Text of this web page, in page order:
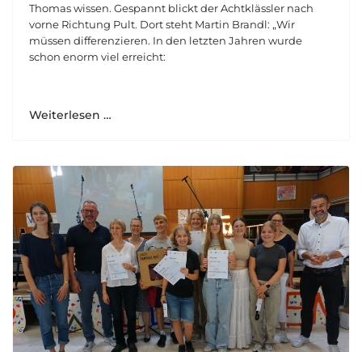
Thomas wissen. Gespannt blickt der Achtklässler nach
vorne Richtung Pult. Dort steht Martin Brandl: „Wir
müssen differenzieren. In den letzten Jahren wurde
schon enorm viel erreicht:
Weiterlesen …